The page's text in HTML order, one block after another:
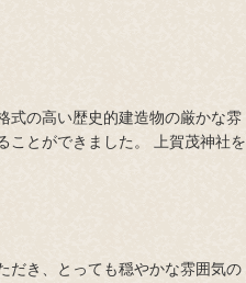
式の高い歴史的建造物の厳かな雰
ことができました。 上賀茂神社を
だき、とっても穏やかな雰囲気の